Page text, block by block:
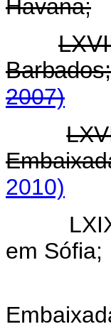
Havana;
2007)
2010)
em Sófia;